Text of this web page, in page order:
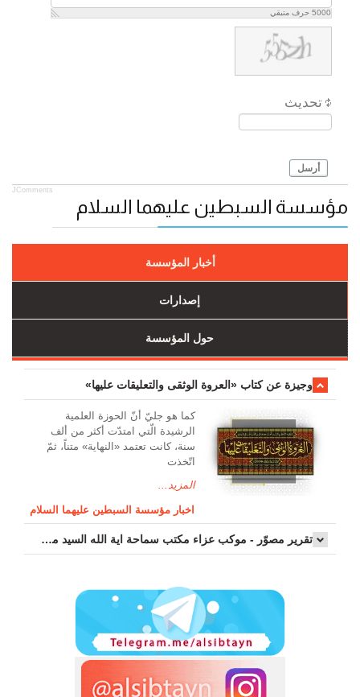
5000 حرف متبقي
تحديث
أرسل
JComments
مؤسسة السبطين عليهما السلام
أخبار المؤسسة
إصدارات
حول المؤسسة
وجیزة عن کتاب «العروة الوثقی والتعلیقات علیها»
کما هو جليّ أنّ الحوزة العلمیة
الرشیدة الّتي امتدّت أكثر من ألف
سنة، كانت تعتمد «النهاية» متناً، ثمّ
اتّخذت
المزيد...
اخبار مؤسسة السبطين عليهما السلام
تقرير مصوّر - موكب عزاء مکتب سماحة اية الله السيد مرتضى الموسوي الاصفهاني في يوم إستشهاد السيدة فاطم...